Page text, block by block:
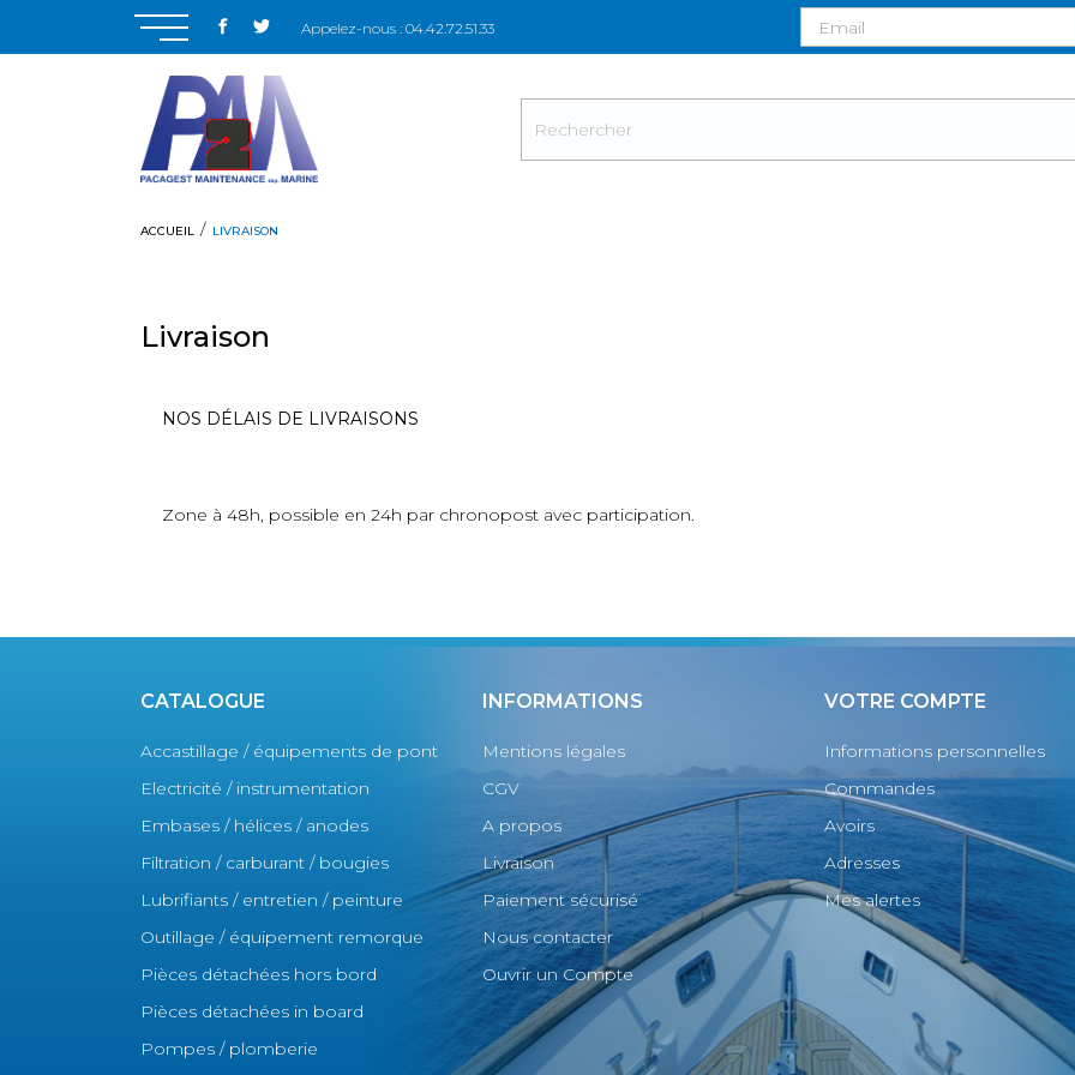
Appelez-nous : 04.42.72.51.33
ACCUEIL LIVRAISON
Livraison
NOS DÉLAIS DE LIVRAISONS
Zone à 48h, possible en 24h par chronopost avec participation.
CATALOGUE
Accastillage / équipements de pont
Electricité / instrumentation
Embases / hélices / anodes
Filtration / carburant / bougies
Lubrifiants / entretien / peinture
Outillage / équipement remorque
Pièces détachées hors bord
Pièces détachées in board
Pompes / plomberie
INFORMATIONS
Mentions légales
CGV
A propos
Livraison
Paiement sécurisé
Nous contacter
Ouvrir un Compte
VOTRE COMPTE
Informations personnelles
Commandes
Avoirs
Adresses
Mes alertes